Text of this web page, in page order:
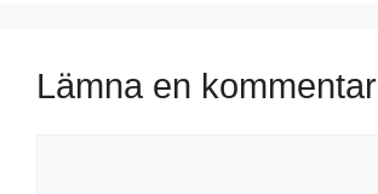
Lämna en kommentar